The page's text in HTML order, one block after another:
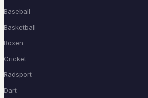
Baseball
Basketball
Boxen
Cricket
Radsport
Dart